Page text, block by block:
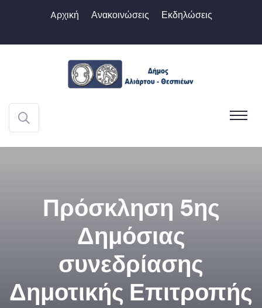
Aρχική Ανακοινώσεις Εκδηλώσεις
Πρόσκληση 5ης
Δημόσιας
συνεδρίασης
Δημοτικής Επιτροπής